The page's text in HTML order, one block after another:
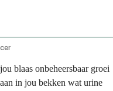
blaas onbeheersbaar groei
in jou bekken wat urine